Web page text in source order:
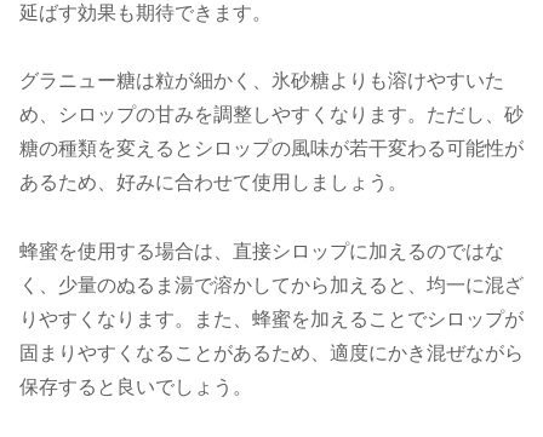
延ばす効果も期待できます。
グラニュー糖は粒が細かく、氷砂糖よりも溶けやすいた
め、シロップの甘みを調整しやすくなります。ただし、砂
糖の種類を変えるとシロップの風味が若干変わる可能性が
あるため、好みに合わせて使用しましょう。
蜂蜜を使用する場合は、直接シロップに加えるのではな
く、少量のぬるま湯で溶かしてから加えると、均一に混ざ
りやすくなります。また、蜂蜜を加えることでシロップが
固まりやすくなることがあるため、適度にかき混ぜながら
保存すると良いでしょう。